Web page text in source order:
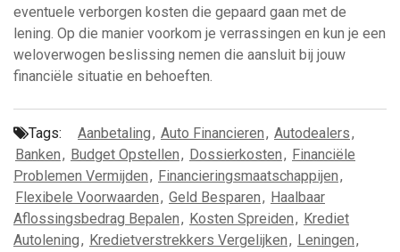
eventuele verborgen kosten die gepaard gaan met de
lening. Op die manier voorkom je verrassingen en kun je een
weloverwogen beslissing nemen die aansluit bij jouw
financiële situatie en behoeften.
Tags: Aanbetaling, Auto Financieren, Autodealers,
Banken, Budget Opstellen, Dossierkosten, Financiële
Problemen Vermijden, Financieringsmaatschappijen,
Flexibele Voorwaarden, Geld Besparen, Haalbaar
Aflossingsbedrag Bepalen, Kosten Spreiden, Krediet
Autolening, Kredietverstrekkers Vergelijken, Leningen,